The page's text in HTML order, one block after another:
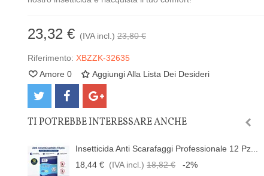
23,32 € (IVA incl.) 23,80 €
Riferimento: XBZZK-32635
Amore 0 Aggiungi Alla Lista Dei Desideri
TI POTREBBE INTERESSARE ANCHE
Insetticida Anti Scarafaggi Professionale 12 Pz...
18,44 € (IVA incl.) 18,82 € -2%